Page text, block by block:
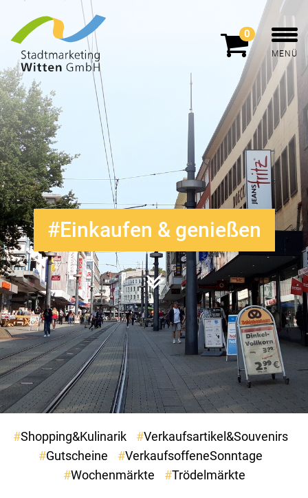
0
MENÜ
Einkaufen & genießen
Shopping&Kulinarik
Verkaufsartikel&Souvenirs
Gutscheine
VerkaufsoffeneSonntage
Wochenmärkte
Trödelmärkte